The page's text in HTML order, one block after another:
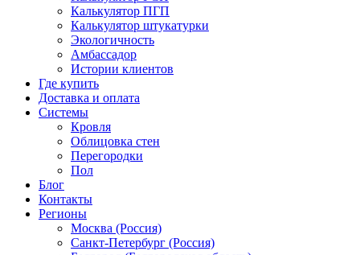
Калькулятор ПГП
Калькулятор штукатурки
Экологичность
Амбассадор
Истории клиентов
Где купить
Доставка и оплата
Системы
Кровля
Облицовка стен
Перегородки
Пол
Блог
Контакты
Регионы
Москва (Россия)
Санкт-Петербург (Россия)